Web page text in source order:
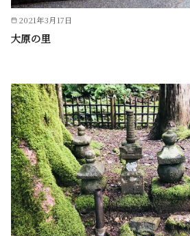
2021年3月17日
大原の里